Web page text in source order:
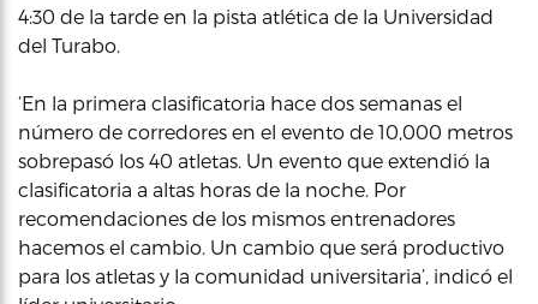
4:30 de la tarde en la pista atlética de la Universidad
del Turabo.
‘En la primera clasificatoria hace dos semanas el
número de corredores en el evento de 10,000 metros
sobrepasó los 40 atletas. Un evento que extendió la
clasificatoria a altas horas de la noche. Por
recomendaciones de los mismos entrenadores
hacemos el cambio. Un cambio que será productivo
para los atletas y la comunidad universitaria’, indicó el